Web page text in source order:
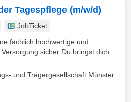
Tagespflege (m/w/d)
JobTicket
fachlich hochwertige und
Versorgung sicher Du bringst dich
und Trägergesellschaft Münster